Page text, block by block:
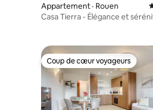
Appartement · Rouen
Casa Tierra - Élégance et
Coup de cœur voyageurs
Coup de cœur voyageurs